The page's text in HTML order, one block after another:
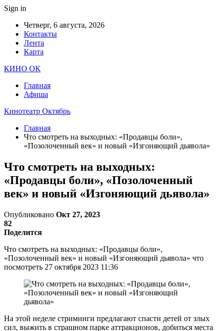
Sign in
Четверг, 6 августа, 2026
Контакты
Лента
Карта
КИНО ОК
Главная
Афиша
Кинотеатр Октябрь
Главная
Что смотреть на выходных: «Продавцы боли»,
«Позолоченный век» и новый «Изгоняющий дьявола»
Что смотреть на выходных:
«Продавцы боли», «Позолоченный
век» и новый «Изгоняющий дьявола»
Опубликовано Окт 27, 2023
82
Поделится
Что смотреть на выходных: «Продавцы боли»,
«Позолоченный век» и новый «Изгоняющий дьявола» что
посмотреть 27 октября 2023 11:36
На этой неделе стриминги предлагают спасти детей от злых
сил, выжить в страшном парке аттракционов, добиться места